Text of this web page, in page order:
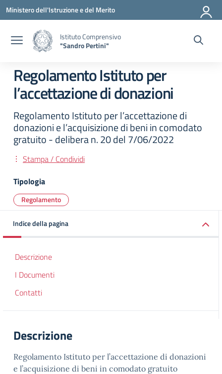
Vai ai contenuti
Vai al menu di navigazione
Vai al footer
Ministero dell'Istruzione e del Merito
Istituto Comprensivo
"Sandro Pertini"
Regolamento Istituto per
l’accettazione di donazioni
Regolamento Istituto per l’accettazione di
donazioni e l’acquisizione di beni in comodato
gratuito - delibera n. 20 del 7/06/2022
Stampa / Condividi
Tipologia
Regolamento
Indice della pagina
Descrizione
I Documenti
Contatti
Descrizione
Regolamento Istituto per l’accettazione di donazioni
e l’acquisizione di beni in comodato gratuito